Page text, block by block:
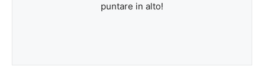
puntare in alto!